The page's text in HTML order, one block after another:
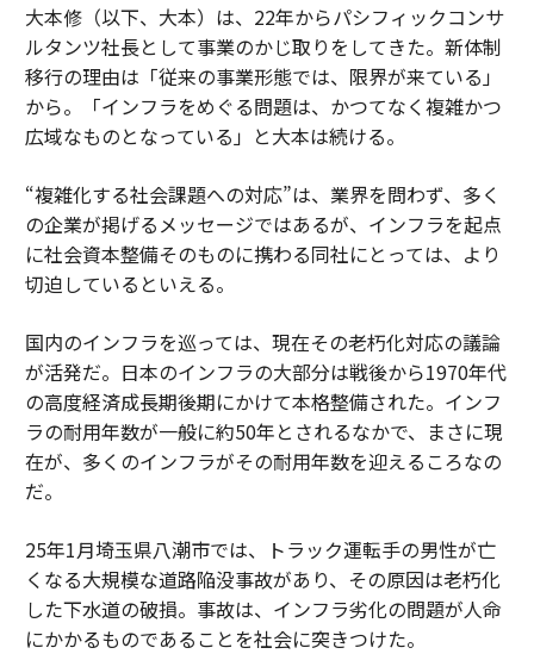
大本修（以下、大本）は、22年からパシフィックコンサ
ルタンツ社長として事業のかじ取りをしてきた。新体制
移行の理由は「従来の事業形態では、限界が来ている」
から。「インフラをめぐる問題は、かつてなく複雑かつ
広域なものとなっている」と大本は続ける。
“複雑化する社会課題への対応”は、業界を問わず、多く
の企業が掲げるメッセージではあるが、インフラを起点
に社会資本整備そのものに携わる同社にとっては、より
切迫しているといえる。
国内のインフラを巡っては、現在その老朽化対応の議論
が活発だ。日本のインフラの大部分は戦後から1970年代
の高度経済成長期後期にかけて本格整備された。インフ
ラの耐用年数が一般に約50年とされるなかで、まさに現
在が、多くのインフラがその耐用年数を迎えるころなの
だ。
25年1月埼玉県八潮市では、トラック運転手の男性が亡
くなる大規模な道路陥没事故があり、その原因は老朽化
した下水道の破損。事故は、インフラ劣化の問題が人命
にかかるものであることを社会に突きつけた。